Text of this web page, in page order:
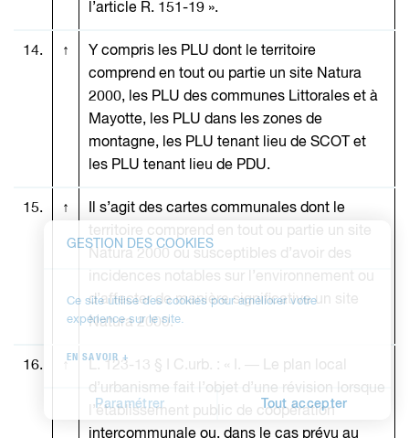
l’article R. 151-19 ».
14. ↑
Y compris les PLU dont le territoire
comprend en tout ou partie un site Natura
2000, les PLU des communes Littorales et à
Mayotte, les PLU dans les zones de
montagne, les PLU tenant lieu de SCOT et
les PLU tenant lieu de PDU.
15. ↑
Il s’agit des cartes communales dont le
territoire comprend en tout ou partie un site
Natura 2000 ou susceptibles d’avoir des
incidences notables sur l’environnement ou
d’affecter de manière significative un site
Natura 2000.
16. ↑
L. 123-13 § I C.urb. : « I. ― Le plan local
d’urbanisme fait l’objet d’une révision lorsque
l’établissement public de coopération
intercommunale ou, dans le cas prévu au
GESTION DES COOKIES
Ce site utilise des cookies pour améliorer votre
expérience sur le site.
EN SAVOIR +
Paramétrer Tout accepter